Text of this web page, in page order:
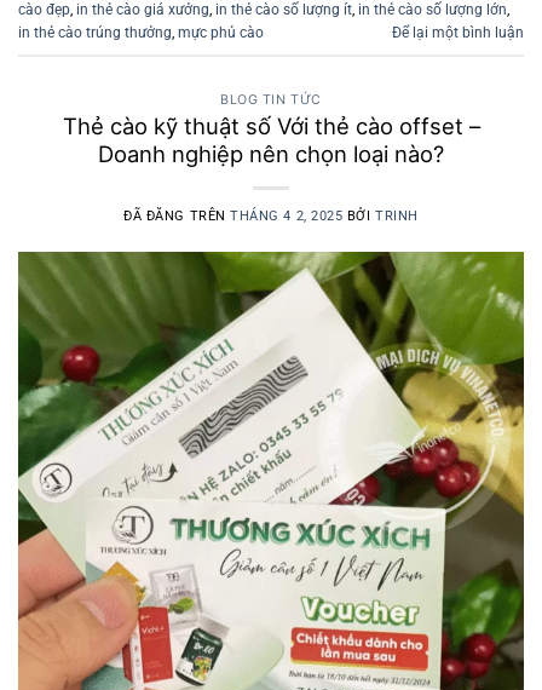
cào đẹp, in thẻ cào giá xưởng, in thẻ cào số lượng ít, in thẻ cào số lượng lớn,
in thẻ cào trúng thưởng, mực phủ cào Để lại một bình luận
BLOG TIN TỨC
Thẻ cào kỹ thuật số Với thẻ cào offset –
Doanh nghiệp nên chọn loại nào?
ĐÃ ĐĂNG TRÊNTHÁNG 4 2, 2025 BỞITRINH